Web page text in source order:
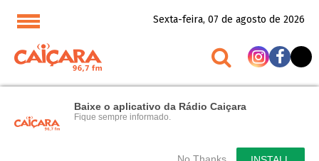
Baixe o aplicativo da Rádio Caiçara
Fique sempre informado.
Sexta-feira, 07 de agosto de 2026